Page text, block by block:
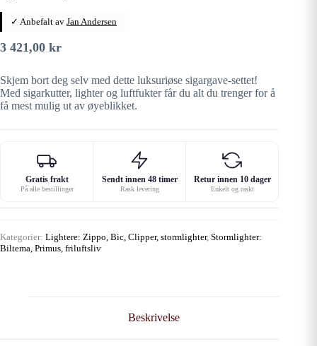
✓ Anbefalt av Jan Andersen
3 421,00 kr
Skjem bort deg selv med dette luksuriøse sigargave-settet!
Med sigarkutter, lighter og luftfukter får du alt du trenger for å
få mest mulig ut av øyeblikket.
Gratis frakt
På alle bestillinger
Sendt innen 48 timer
Rask levering
Retur innen 10 dager
Enkelt og raskt
Kategorier: Lightere: Zippo, Bic, Clipper, stormlighter, Stormlighter:
Biltema, Primus, friluftsliv
Beskrivelse